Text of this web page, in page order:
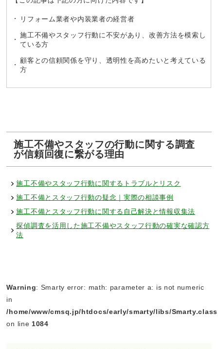
リフォーム業者や内装業者の経営者
施工不備やスタッフ行動に不安があり、改善方法を模索し
ている方
顧客との信頼関係を守り、透明性を高めたいと考えている
方
施工不備やスタッフの行動に関する調査
が信頼回復に繋がる理由
施工不備やスタッフ行動に関するトラブルとリスク
施工不備とスタッフ行動の疑念｜実際の相談事例
施工不備とスタッフ行動に関する自己解決と情報収集法
探偵調査を活用した施工不備やスタッフ行動の確実な確認方
法
Warning: Smarty error: math: parameter a: is not numeric
in
/home/www/cmsq.jp/htdocs/early/smarty/libs/
on line 1084